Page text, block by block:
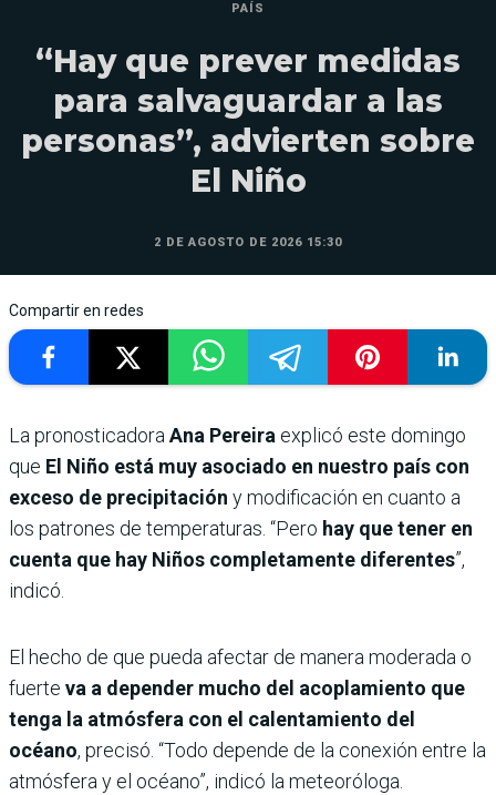
PAÍS
“Hay que prever medidas
para salvaguardar a las
personas”, advierten sobre
El Niño
2 DE AGOSTO DE 2026 15:30
Compartir en redes
La pronosticadoraAna Pereira explicó este domingo
que El Niño está muy asociado en nuestro país con
exceso de precipitación y modificación en cuanto a
los patrones de temperaturas. “Pero hay que tener en
cuenta que hay Niños completamente diferentes”,
indicó.
El hecho de que pueda afectar de manera moderada o
fuerte va a depender mucho del acoplamiento que
tenga la atmósfera con el calentamiento del
océano, precisó. “Todo depende de la conexión entre la
atmósfera y el océano”, indicó la meteoróloga.